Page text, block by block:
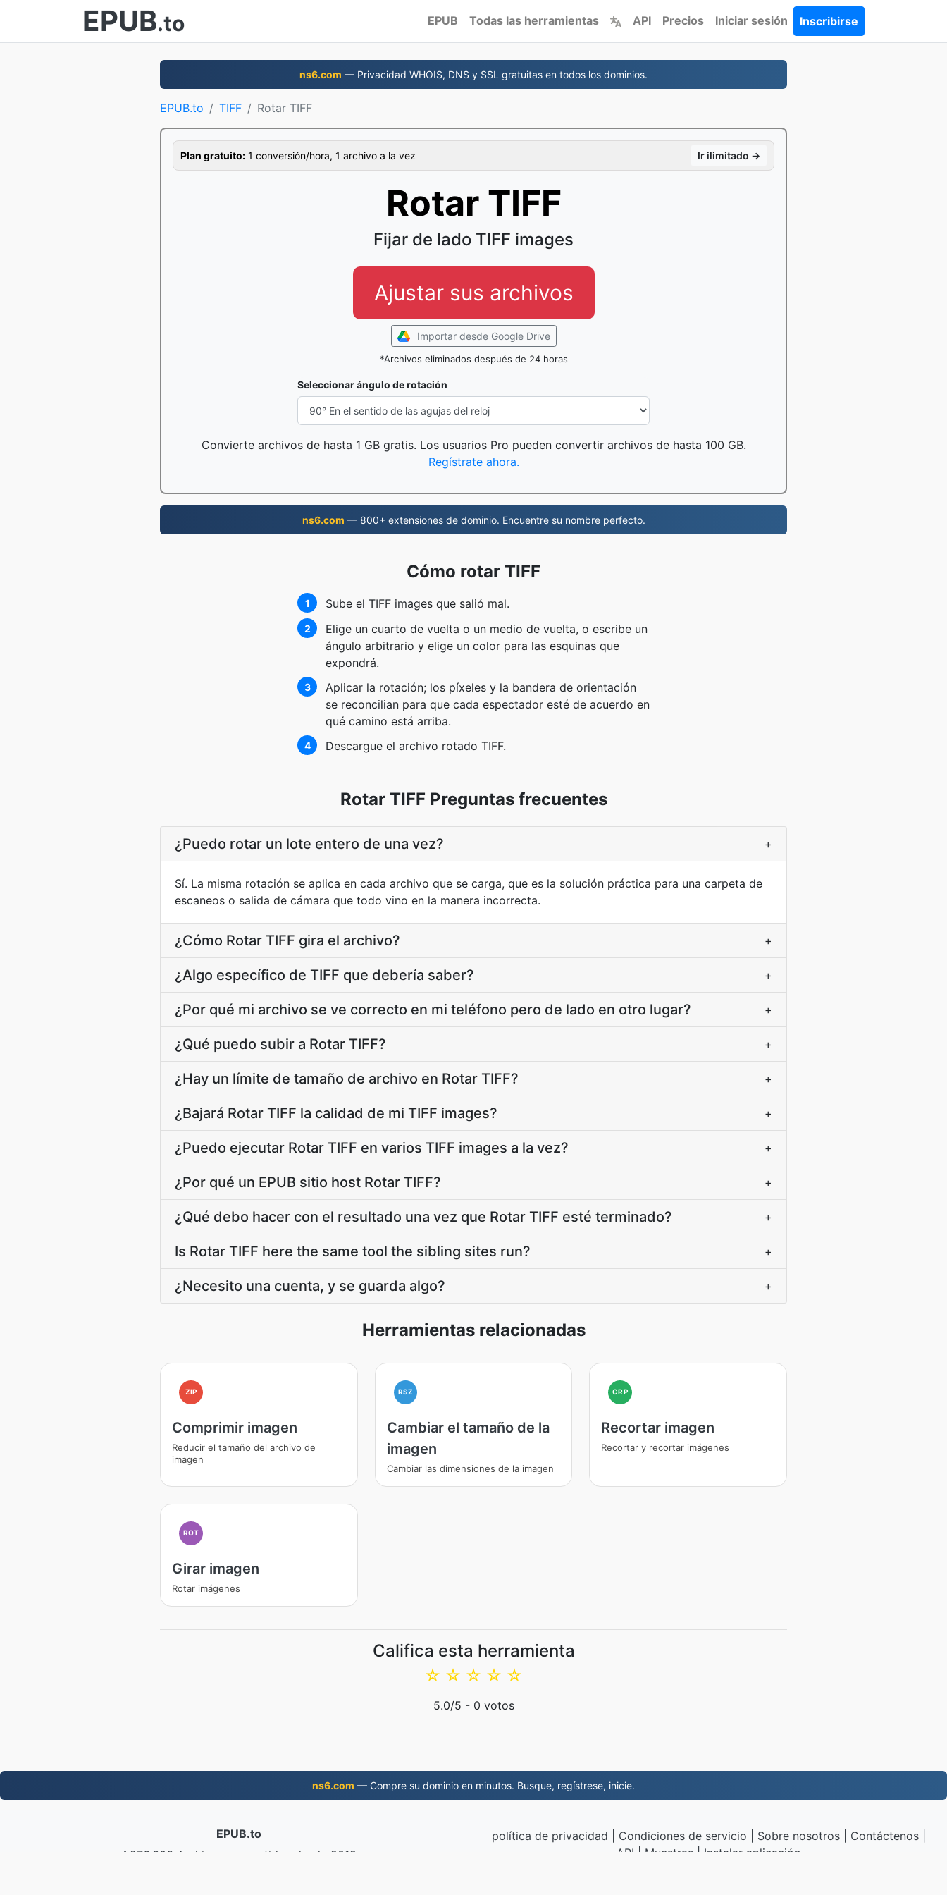
EPUB.to EPUB Todas las herramientas API Precios Iniciar sesión Inscribirse
ns6.com — Privacidad WHOIS, DNS y SSL gratuitas en todos los dominios.
EPUB.to TIFF Rotar TIFF
Plan gratuito: 1 conversión/hora, 1 archivo a la vez Ir ilimitado →
Rotar TIFF
Fijar de lado TIFF images
Ajustar sus archivos
Importar desde Google Drive
*Archivos eliminados después de 24 horas
Seleccionar ángulo de rotación
Convierte archivos de hasta 1 GB gratis. Los usuarios Pro pueden convertir archivos de hasta 100 GB.
Regístrate ahora.
ns6.com — 800+ extensiones de dominio. Encuentre su nombre perfecto.
Cómo rotar TIFF
1 Sube el TIFF images que salió mal.
2
Elige un cuarto de vuelta o un medio de vuelta, o escribe un
ángulo arbitrario y elige un color para las esquinas que
expondrá.
3
Aplicar la rotación; los píxeles y la bandera de orientación
se reconcilian para que cada espectador esté de acuerdo en
qué camino está arriba.
4 Descargue el archivo rotado TIFF.
Rotar TIFF Preguntas frecuentes
¿Puedo rotar un lote entero de una vez? +
Sí. La misma rotación se aplica en cada archivo que se carga, que es la solución práctica para una carpeta de
escaneos o salida de cámara que todo vino en la manera incorrecta.
¿Cómo Rotar TIFF gira el archivo? +
¿Algo específico de TIFF que debería saber? +
¿Por qué mi archivo se ve correcto en mi teléfono pero de lado en otro lugar? +
¿Qué puedo subir a Rotar TIFF? +
¿Hay un límite de tamaño de archivo en Rotar TIFF? +
¿Bajará Rotar TIFF la calidad de mi TIFF images? +
¿Puedo ejecutar Rotar TIFF en varios TIFF images a la vez? +
¿Por qué un EPUB sitio host Rotar TIFF? +
¿Qué debo hacer con el resultado una vez que Rotar TIFF esté terminado? +
Is Rotar TIFF here the same tool the sibling sites run? +
¿Necesito una cuenta, y se guarda algo? +
Herramientas relacionadas
ZIP
Comprimir imagen
Reducir el tamaño del archivo de
imagen
RSZ
Cambiar el tamaño de la
imagen
Cambiar las dimensiones de la imagen
CRP
Recortar imagen
Recortar y recortar imágenes
ROT
Girar imagen
Rotar imágenes
Califica esta herramienta
☆
☆
☆
☆
☆
5.0/5 - 0 votos
ns6.com — Compre su dominio en minutos. Busque, regístrese, inicie.
EPUB.to
4,276,306 Archivos convertidos desde 2019
política de privacidad Condiciones de servicio Sobre nosotros| Contáctenos|
API | Muestras | Instalar aplicación